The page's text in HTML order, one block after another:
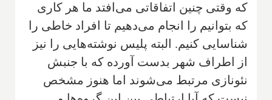
که وقتی چنین اتفاقاتی می‌افتد ما هر کاری
که بتوانیم را انجام می‌دهیم تا افراد خاطی را
شناسایی کنیم. البته پلیس نوشته‌هایی را نیز
از اطراف شهر بدست آورده که با جنبش
نئو‌نازی مرتبط می‌شوند اما هنوز مشخص